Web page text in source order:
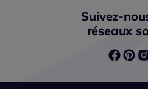
Suivez-
réseaux